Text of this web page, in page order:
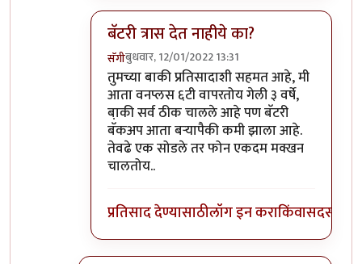
बॅटरी त्रास देत नाहीये का?
सॅगीबुधवार, 12/01/2022 13:31
In reply toमाझ्याकडे वन प्लस फाईव्ह टी
तुमच्या बाकी प्रतिसादाशी सहमत आहे, मी
आता वनप्लस ६टी वापरतोय गेली ३ वर्षे,
बा़की सर्व ठीक चालले आहे पण बॅटरी
बॅकअप आता बर्‍यापैकी कमी झाला आहे.
तेवढे एक सोडले तर फोन एकदम मक्खन
चालतोय..
प्रतिसाद देण्यासाठीलॉग इन कराकिंवासदस्य व्हा